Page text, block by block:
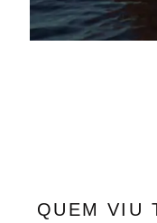
QUEM VIU